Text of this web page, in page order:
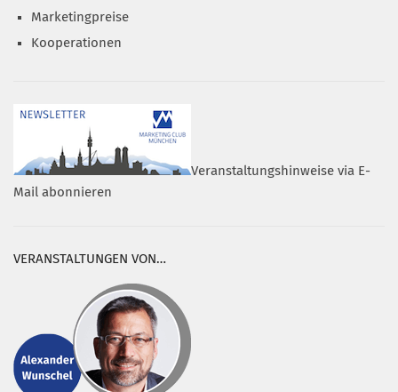
Marketingpreise
Kooperationen
Veranstaltungshinweise via E-
Mail abonnieren
VERANSTALTUNGEN VON…